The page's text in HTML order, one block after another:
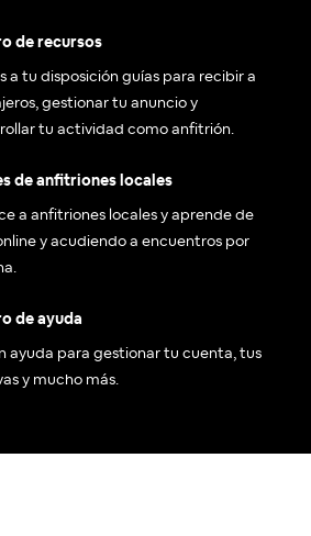
de recursos
a tu disposición guías para recibir a
gestionar tu anuncio y
tu actividad como anfitrión.
de anfitriones locales
a anfitriones locales y aprende de
y acudiendo a encuentros por
de ayuda
ayuda para gestionar tu cuenta, tus
y mucho más.